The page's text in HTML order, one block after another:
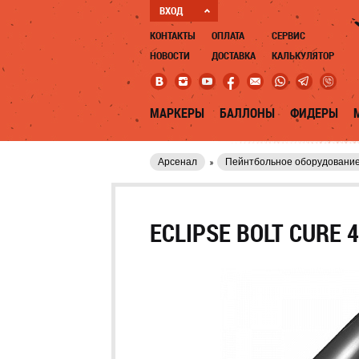
ВХОД
КОНТАКТЫ
НОВОСТИ
ОПЛАТА
ДОСТАВКА
СЕРВИС
КАЛЬКУЛЯТОР
МАРКЕРЫ БАЛЛОНЫ ФИДЕРЫ
Арсенал Пейнтбольное
ECLIPSE BOLT CURE